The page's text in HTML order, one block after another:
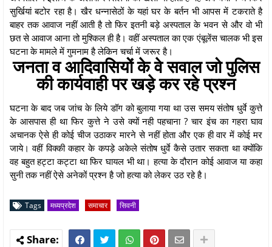
सुर्खियां बटोर रहा है। खैर धन्नासेठों के यहां घर के बर्तन भी आपस में टकराते है
बाहर तक आवाज नहीं आती है तो फिर इतनी बड़े अस्पताल के भवन से और वो भी
छत से आवाज आना तो मुश्किल ही है। वहीं अस्पताल का एक एंबूलेंस चालक भी इस
घटना के मामले में गुमनाम है लेकिन चर्चा में जरूर है।
जनता व आदिवासियों के वे सवाल जो पुलिस
की कार्यवाही पर खड़े कर रहे प्रश्न
घटना के बाद जब जांच के लिये डॉग को बुलाया गया था उस समय संतोष धुर्वे कुत्ते
के आसपास ही था फिर कुत्ते ने उसे क्यों नही पहचाना ? चार इंच का गहरा घाव
अचानक ऐसे ही कोई चीज उठाकर मारने से नहीं होता और एक ही वार में कोई मर
जाये। वहीं विक्की कहार के कपड़े अकेले संतोष धुर्वे कैसे उतार सकता था क्योंकि
वह बहुत हट्टा कट्टा था फिर घायल भी था। हत्या के दौरान कोई आवाज या कहा
सुनी तक नहीं ऐसे अनेकों प्रश्न है जो हत्या को लेकर उठ रहे है।
Tags मध्यप्रदेश समाचार सिवनी